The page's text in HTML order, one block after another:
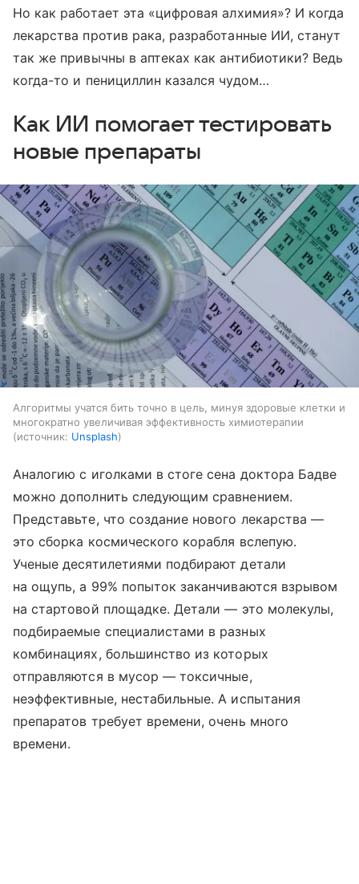
Но как работает эта «цифровая алхимия»? И когда
лекарства против рака, разработанные ИИ, станут
так же привычны в аптеках как антибиотики? Ведь
когда-то и пенициллин казался чудом…
Как ИИ помогает тестировать
новые препараты
Алгоритмы учатся бить точно в цель, минуя здоровые клетки и
многократно увеличивая эффективность химиотерапии
источник: Unsplash
Аналогию с иголками в стоге сена доктора Бадве
можно дополнить следующим сравнением.
Представьте, что создание нового лекарства —
это сборка космического корабля вслепую.
Ученые десятилетиями подбирают детали
на ощупь, а 99% попыток заканчиваются взрывом
на стартовой площадке. Детали — это молекулы,
подбираемые специалистами в разных
комбинациях, большинство из которых
отправляются в мусор — токсичные,
неэффективные, нестабильные. А испытания
препаратов требует времени, очень много
времени.